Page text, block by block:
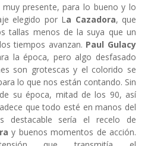
presente, para lo bueno y lo
elegido por L a Cazadora, que
tallas menos de la suya que un
tiempos avanzan. Paul Gulacy
la época, pero algo desfasado
son grotescas y el colorido se
lo que nos están contando. Sin
su época, mitad de los 90, así
que todo esté en manos del
destacable sería el recelo de
y buenos momentos de acción.